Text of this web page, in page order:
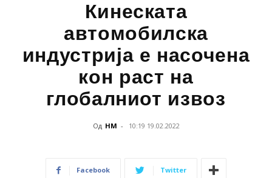
Кинеската
автомобилска
индустрија е насочена
кон раст на
глобалниот извоз
Од НМ - 10:19 19.02.2022
Facebook Twitter